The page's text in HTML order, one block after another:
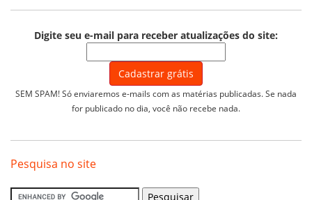
Digite seu e-mail para receber atualizações do site:
SEM SPAM! Só enviaremos e-mails com as matérias publicadas. Se nada
for publicado no dia, você não recebe nada.
Pesquisa no site